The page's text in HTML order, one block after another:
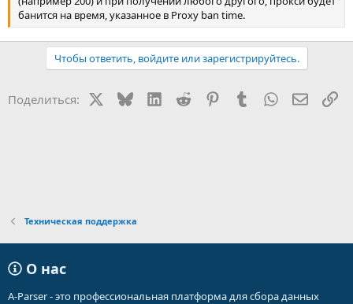
банится на время, указанное в Proxy ban time.
Чтобы ответить, войдите или зарегистрируйтесь.
Поделиться: BlueskyLinkedIn
Reddit PinterestTumblr WhatsApp
Техническая поддержка
О нас
A-Parser - это профессиональная платформа для сбора данных